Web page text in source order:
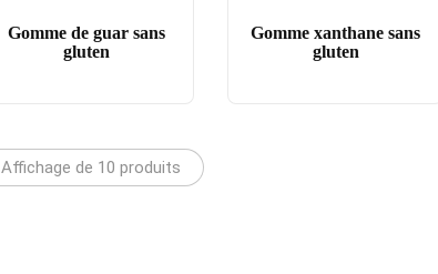
Gomme de guar sans
gluten
Gomme xanthane sans
gluten
Affichage de 10 produits